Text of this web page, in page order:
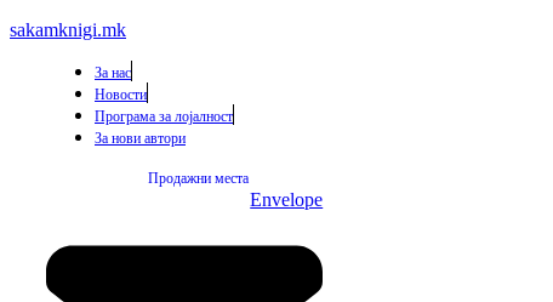
sakamknigi.mk
За нас
Новости
Програма за лојалност
За нови автори
Продажни места
Envelope